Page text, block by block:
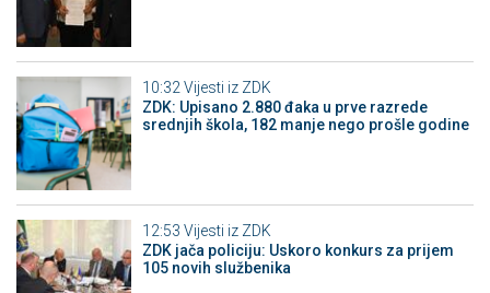
10:32 Vijesti iz ZDK
ZDK: Upisano 2.880 đaka u prve razrede
srednjih škola, 182 manje nego prošle godine
12:53 Vijesti iz ZDK
ZDK jača policiju: Uskoro konkurs za prijem
105 novih službenika